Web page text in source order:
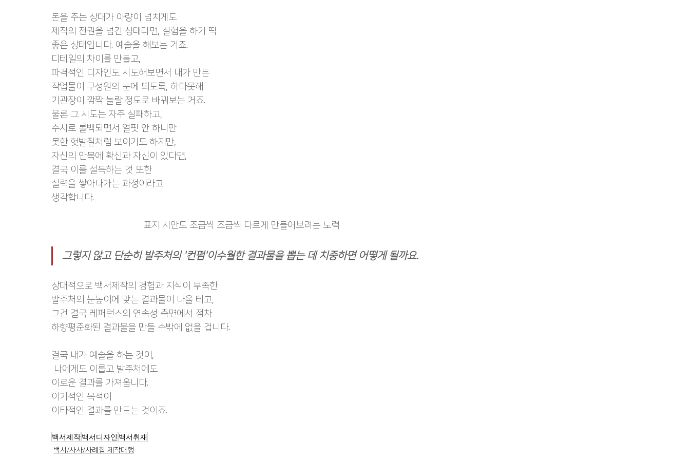
돈을 주는 상대가 아량이 넘치게도
제작의 전권을 넘긴 상태라면, 실험을 하기 딱
좋은 상태입니다. 예술을 해보는 거죠.
디테일의 차이를 만들고,
파격적인 디자인도 시도해보면서 내가 만든
작업물이 구성원의 눈에 띄도록, 하다못해
기관장이 깜짝 놀랄 정도로 바꿔보는 거죠.
물론 그 시도는 자주 실패하고,
수시로 롤백되면서 얼핏 안 하니만
못한 헛발질처럼 보이기도 하지만,
자신의 안목에 확신과 자신이 있다면,
결국 이를 설득하는 것 또한
실력을 쌓아나가는 과정이라고
생각합니다.
표지 시안도 조금씩 조금씩 다르게 만들어보려는 노력
그렇지 않고 단순히 발주처의 '컨펌'이수월한 결과물을 뽑는 데 치중하면 어떻게 될까요.
상대적으로 백서제작의 경험과 지식이 부족한
발주처의 눈높이에 맞는 결과물이 나올 테고,
그건 결국 레퍼런스의 연속성 측면에서 점차
하향평준화된 결과물을 만들 수밖에 없을 겁니다.
결국 내가 예술을 하는 것이,
나에게도 이롭고 발주처에도
이로운 결과를 가져옵니다.
이기적인 목적이
이타적인 결과를 만드는 것이죠.
백서제작백서디자인 백서취재
백서/사사/사례집 제작대행